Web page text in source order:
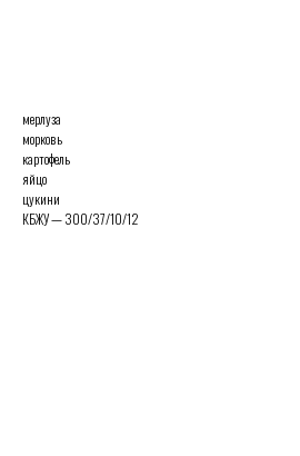
мерлуза
морковь
картофель
яйцо
цукини
КБЖУ — 300/37/10/12